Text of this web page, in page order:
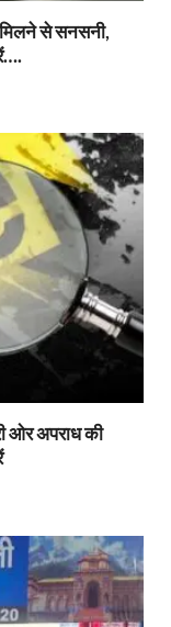
मिलने से सनसनी,
ओर अपराध की